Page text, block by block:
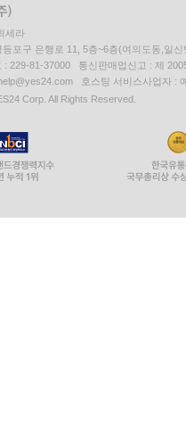
세라
등포구 은행로 11, 5층~6층(여의도동,일신
: 229-81-37000 통신판매업신고 : 제
호스팅 서비스사업자 :
Corp. All Rights Reserved.